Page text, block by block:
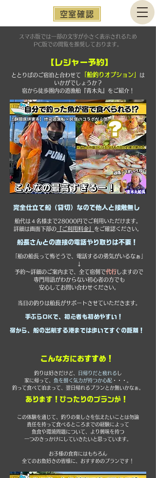
空室確認
スマホ版では一部の文字が小さく表示されるため
PC版での閲覧を推奨しております。
【レジャー予約】
ととりばのご宿泊と合わせて 「船釣りオプション」
は
いかがでしょうか？
宿から徒歩圏内の遊漁船『青木丸』をご紹介！
完全仕立て船（貸切）なので他人と接触無し
船代は４名様まで28000円でご利用いただけます。
詳細は画面下部の 『ご利用料金』 をご確認ください。
船長さんとの直接の電話やり取りは不要！
「船の船長って怖そうで、電話するの勇気がいるなぁ」
予約〜詳細のご案内まで、全て宿側で代行 しますので
専門用語がわからない初心者の方でも
安心してお問い合わせください。
当日の​釣りは船長がサポートさせていただきます。
手ぶらOKで、初心者も初めやすい！
宿から、船の出航する港までは歩いてすぐの距離！
​こんな方におすすめ！
釣りは好きだけど、 日帰りだと疲れる し
家に帰って、 魚を捌く気力が持つか心配 ・・・。
釣って食べて泊まって、翌日帰れるプランとか無いかなぁ。
​この体験を通じて、釣りの楽しさを伝えたいことは勿論
責任を持って食べるところまでの経験によって
魚食や環境問題について、より興味を持つ
一つのきっかけにしていきたいと思っています。
お子様の食育にはもちろん
全てのお魚好きの皆様に、おすすめのプランです！
​あります！ぴったりのプランが！